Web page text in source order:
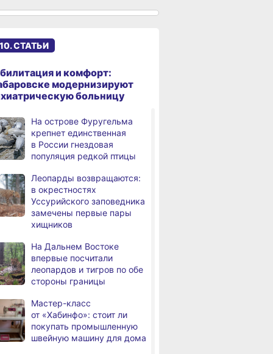
о незаконном хранении
В Хабаровском крае
потушили за сутки 9
возгораний
Горнодобывающая отрасль
Хабаровского края
демонстрирует уверенный
рост
Аэродром
в Николаевске‑на‑Амуре
прошёл проверку
Магнитные бури,
в Хабаровске 8 августа
Какой сегодня день:
Всемирный день кошек
В сёлах Хабаровского края
создают новые
пространства
СТАТЬИ
и комфорт:
модернизируют
больницу
На острове Фуругельма
крепнет единственная
в России гнездовая
популяция редкой птицы
Леопарды возвращаются:
в окрестностях
Уссурийского заповедника
замечены первые пары
хищников
На Дальнем Востоке
впервые посчитали
леопардов и тигров по обе
стороны границы
Мастер-класс
от «Хабинфо»: стоит ли
покупать промышленную
швейную машину для дома